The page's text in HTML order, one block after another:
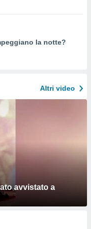
la notte?
Altri video
avvistato a